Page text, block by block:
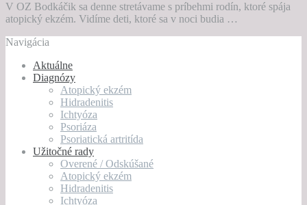
V OZ Bodkáčik sa denne stretávame s príbehmi rodín, ktoré spája
atopický ekzém. Vidíme deti, ktoré sa v noci budia …
Navigácia
Aktuálne
Diagnózy
Atopický ekzém
Hidradenitis
Ichtyóza
Psoriáza
Psoriatická artritída
Užitočné rady
Overené / Odskúšané
Atopický ekzém
Hidradenitis
Ichtyóza